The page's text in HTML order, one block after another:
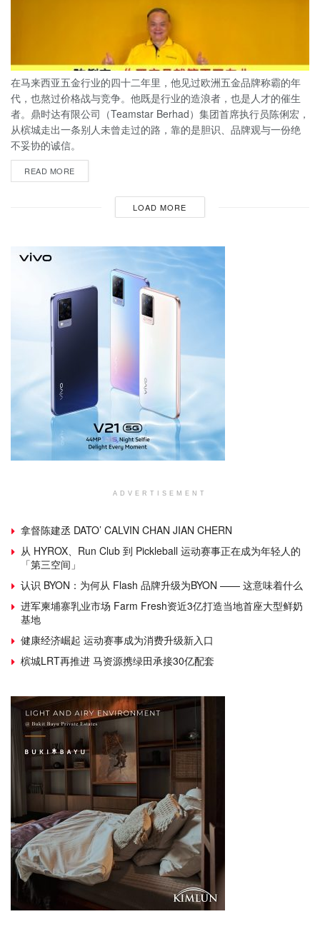
在马来西亚五金行业的四十二年里，他见过欧洲五金品牌称霸的年
代，也熬过价格战与竞争。他既是行业的造浪者，也是人才的催生
者。鼎时达有限公司（Teamstar Berhad）集团首席执行员陈俐宏，
从槟城走出一条别人未曾走过的路，靠的是胆识、品牌观与一份绝
不妥协的诚信。
READ MORE
LOAD MORE
ADVERTISEMENT
拿督陈建丞 DATO’ CALVIN CHAN JIAN CHERN
从 HYROX、Run Club 到 Pickleball 运动赛事正在成为年轻人的
「第三空间」
认识 BYON：为何从 Flash 品牌升级为BYON —— 这意味着什么
进军柬埔寨乳业市场 Farm Fresh资近3亿打造当地首座大型鲜奶
基地
健康经济崛起 运动赛事成为消费升级新入口
槟城LRT再推进 马资源携绿田承接30亿配套